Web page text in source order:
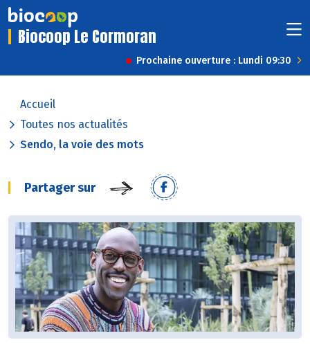
Biocoop Le Cormoran
Prochaine ouverture : Lundi 09:30
Accueil
Toutes nos actualités
Sendo, la voie des mots
Partager sur